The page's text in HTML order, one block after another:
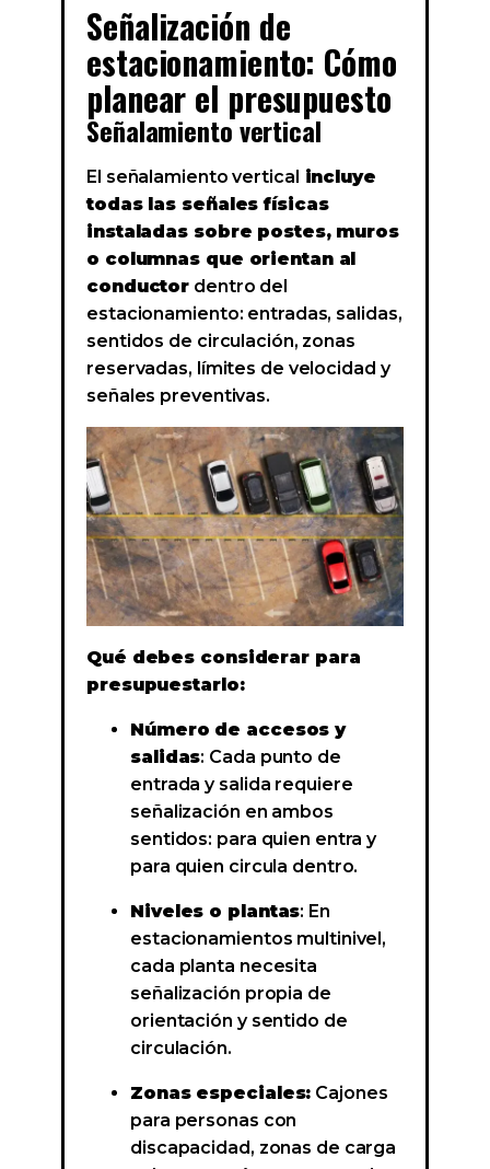
Señalización de
estacionamiento: Cómo
planear el presupuesto
Señalamiento vertical
El señalamiento vertical incluye
todas las señales físicas
instaladas sobre postes, muros
o columnas que orientan al
conductor dentro del
estacionamiento: entradas, salidas,
sentidos de circulación, zonas
reservadas, límites de velocidad y
señales preventivas.
Qué debes considerar para
presupuestarlo:
Número de accesos y
salidas: Cada punto de
entrada y salida requiere
señalización en ambos
sentidos: para quien entra y
para quien circula dentro.
Niveles o plantas: En
estacionamientos multinivel,
cada planta necesita
señalización propia de
orientación y sentido de
circulación.
Zonas especiales: Cajones
para personas con
discapacidad, zonas de carga